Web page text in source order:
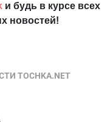
и будь в курсе всех
новостей!
TOCHKA.NET